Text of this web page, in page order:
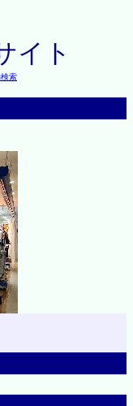
イト
索